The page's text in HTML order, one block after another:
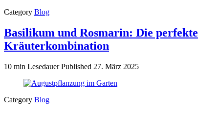
Category Blog
Basilikum und Rosmarin: Die perfekte
Kräuterkombination
10 min LesedauerPublished 27. März 2025
Category Blog